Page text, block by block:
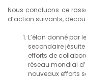
Nous concluons ce
d’action suivants,
L’élan donné par
secondaire
efforts de
réseau mondial
nouveaux efforts